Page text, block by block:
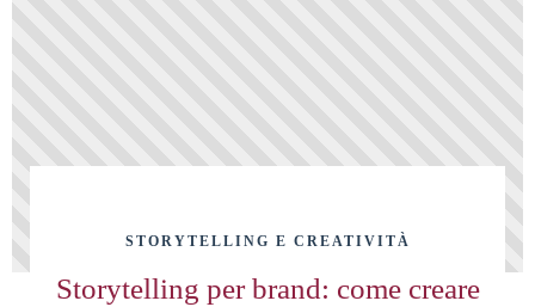
STORYTELLING E CREATIVITÀ
Storytelling per brand: come creare